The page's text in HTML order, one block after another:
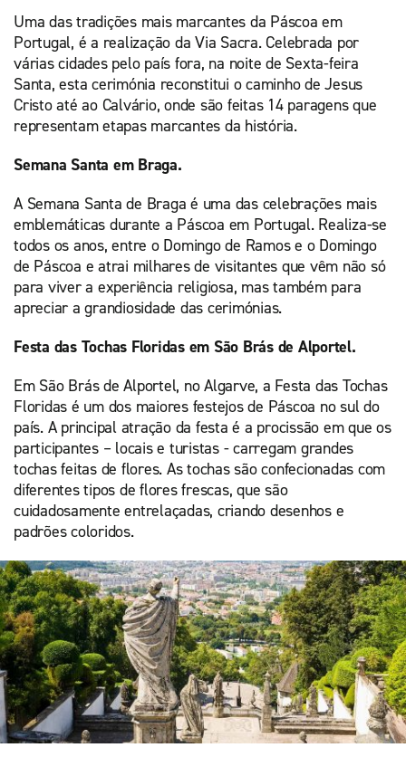
Uma das tradições mais marcantes da Páscoa em
Portugal, é a realização da Via Sacra. Celebrada por
várias cidades pelo país fora, na noite de Sexta-feira
Santa, esta cerimónia reconstitui o caminho de Jesus
Cristo até ao Calvário, onde são feitas 14 paragens que
representam etapas marcantes da história.
Semana Santa em Braga.
A Semana Santa de Braga é uma das celebrações mais
emblemáticas durante a Páscoa em Portugal. Realiza-se
todos os anos, entre o Domingo de Ramos e o Domingo
de Páscoa e atrai milhares de visitantes que vêm não só
para viver a experiência religiosa, mas também para
apreciar a grandiosidade das cerimónias.
Festa das Tochas Floridas em São Brás de Alportel.
Em São Brás de Alportel, no Algarve, a Festa das Tochas
Floridas é um dos maiores festejos de Páscoa no sul do
país. A principal atração da festa é a procissão em que os
participantes – locais e turistas - carregam grandes
tochas feitas de flores. As tochas são confecionadas com
diferentes tipos de flores frescas, que são
cuidadosamente entrelaçadas, criando desenhos e
padrões coloridos.